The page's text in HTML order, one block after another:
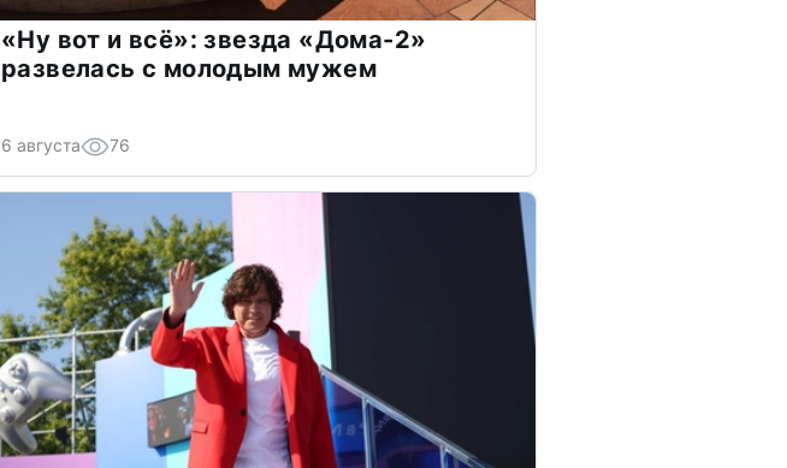
«Ну вот и всё»: звезда «Дома-2»
развелась с молодым мужем
6 августа 76